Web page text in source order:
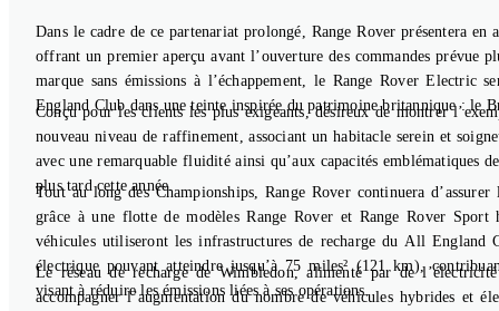
Dans le cadre de ce partenariat prolongé, Range Rover présentera
offrant un premier aperçu avant l’ouverture des commandes prévue
marque sans émissions à l’échappement, le Range Rover Electric
England Club dans une teinte inspirée du patrimoine britannique : le
Conçu pour les clients les plus exigeants, désireux de montrer
nouveau niveau de raffinement, associant un habitacle serein et
avec une remarquable fluidité ainsi qu’aux capacités emblématiques
plus tard cette année.
Tout au long des Championships, Range Rover continuera
grâce à une flotte de modèles Range Rover et Range Rover Sport
véhicules utiliseront les infrastructures de recharge du All England
électrique pouvant atteindre jusqu’à 75 miles² (121 km),
visant à réduire les émissions liées à ses opérations.
Le réseau de recharge de Wimbledon, alimenté par de
accompagner l’augmentation du nombre de véhicules hybrides et